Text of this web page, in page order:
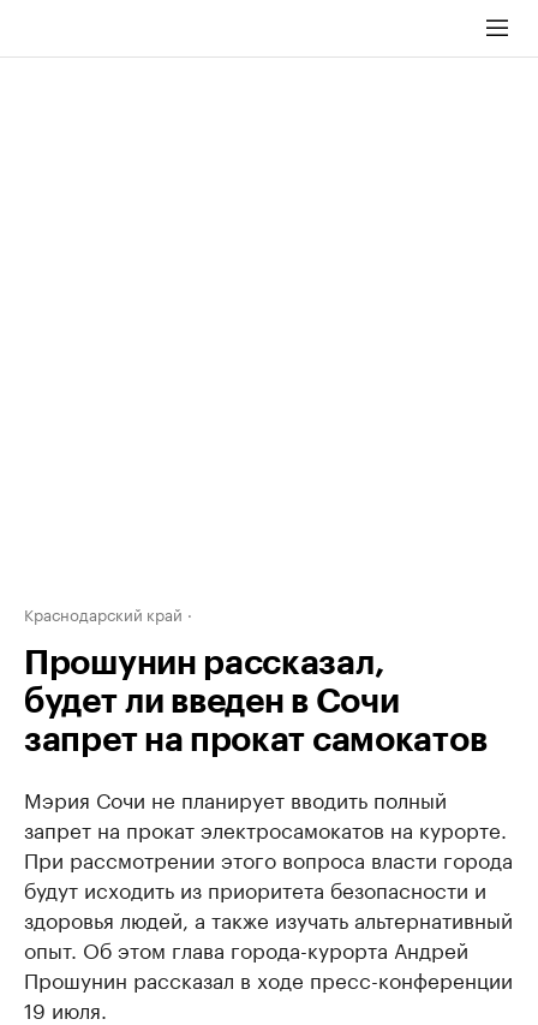
Краснодарский край
Прошунин рассказал,
будет ли введен в Сочи
запрет на прокат самокатов
Мэрия Сочи не планирует вводить полный
запрет на прокат электросамокатов на курорте.
При рассмотрении этого вопроса власти города
будут исходить из приоритета безопасности и
здоровья людей, а также изучать альтернативный
опыт. Об этом глава города-курорта Андрей
Прошунин рассказал в ходе пресс-конференции
19 июля.